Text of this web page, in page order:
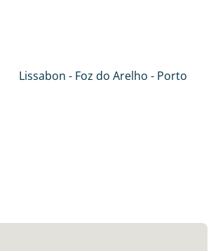
Lebensgefühl. Die reiche
der Hauptstadt machen sie zu
Strände, unberührte Buchten
Küstenlandschaften entlang des
nach Porto weiterfahren. Machen
und spüren Sie selbst, was es
die Emotionen von Portugal zu
Lissabon - Foz do Arelho - Porto